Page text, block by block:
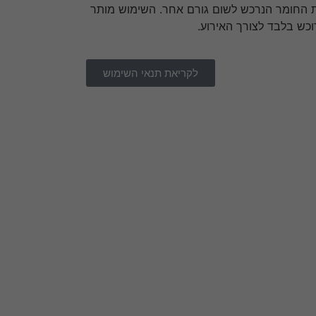
החומר הנרכש לשום גורם אחר. השימוש מותר
בלבד לצורך האירוע.
לקריאת תנאי השימוש